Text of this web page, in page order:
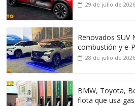
29 de julio de 2026
Renovados SUV
combustión y e-
28 de julio de 2026
BMW, Toyota,
flota que usa